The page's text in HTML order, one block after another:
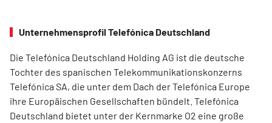
Unternehmensprofil Telefónica Deutschland
Die Telefónica Deutschland Holding AG ist die deutsche
Tochter des spanischen Telekommunikationskonzerns
Telefónica SA, die unter dem Dach der Telefónica Europe
ihre Europäischen Gesellschaften bündelt. Telefónica
Deutschland bietet unter der Kernmarke O2 eine große